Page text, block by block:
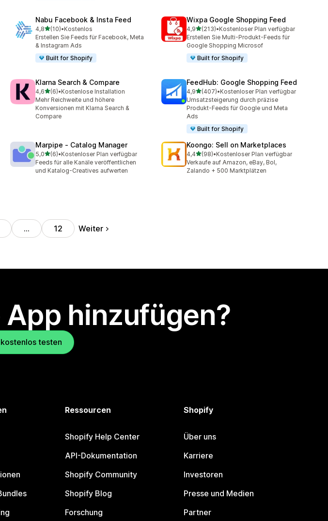
Nabu Facebook & Insta Feed
4,8von 5 Sternen
(10)
10 Rezensionen insgesamt
•Kostenlos
Erstellen Sie Feeds für Facebook, Meta
& Instagram Ads
Built for Shopify
Wixpa Google Shopping Feed
4,9von 5 Sternen
(213)
213 Rezensionen insgesamt
•Kostenloser Plan verfügbar
Erstellen Sie Multi-Produkt-Feeds für
Google Shopping Microsof
Built for Shopify
Klarna Search & Compare
4,6von 5 Sternen
(6)
6 Rezensionen insgesamt
•Kostenlose Installation
Mehr Reichweite und höhere
Konversionen mit Klarna Search &
Compare
FeedHub: Google Shopping Feed
4,9von 5 Sternen
(407)
407 Rezensionen insgesamt
•Kostenloser Plan verfügbar
Umsatzsteigerung durch präzise
Produkt-Feeds für Google und Meta
Ads
Built for Shopify
Marpipe ‑ Catalog Manager
5,0von 5 Sternen
(6)
6 Rezensionen insgesamt
•Kostenloser Plan verfügbar
Feeds für alle Kanäle veröffentlichen
und Katalog-Creatives aufwerten
Koongo: Sell on Marketplaces
4,4von 5 Sternen
(98)
98 Rezensionen insgesamt
•Kostenloser Plan verfügbar
Verkaufe auf Amazon, eBay, Bol,
Zalando + 500 Marktplätzen
… 12 Weiter
hinzufügen?
testen
Ressourcen
Shopify Help Center
API-Dokumentation
Shopify Community
Shopify Blog
Forschung
Shopify
Über uns
Karriere
Investoren
Presse und Medien
Partner